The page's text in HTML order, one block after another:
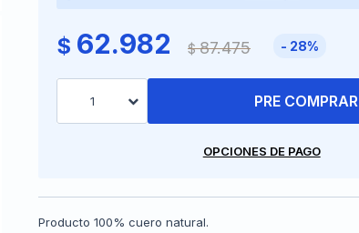
$ 62.982 $ 87.475 28
1 PRE COMPRAR
OPCIONES DE PAGO
Producto 100% cuero natural.